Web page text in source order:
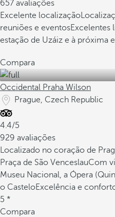
657 avaliações
Excelente localização
reuniões e eventosExcelentes
estação de Uzáiz e à próxima
Compara
Occidental Praha Wilson
Prague, Czech Republic
4.4/5
929 avaliações
Localizado no coração de
Praça de São VenceslauCom
Museu Nacional, a Ópera
o CasteloExcelência e
5 *
Compara